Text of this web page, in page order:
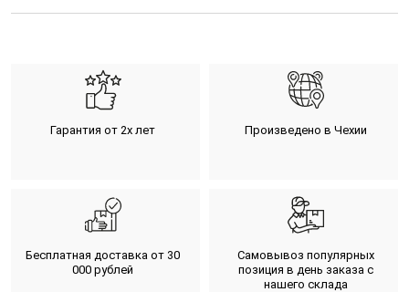
Гарантия от 2х лет Произведено в Чехии
Бесплатная доставка от 30
000 рублей
Самовывоз популярных
позиция в день заказа с
нашего склада